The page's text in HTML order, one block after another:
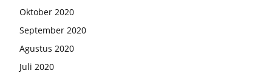
Oktober 2020
September 2020
Agustus 2020
Juli 2020